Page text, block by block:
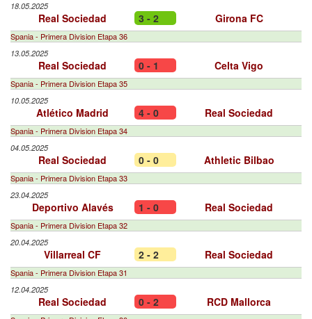
18.05.2025
Real Sociedad 3 - 2 Girona FC
Spania - Primera Division Etapa 36
13.05.2025
Real Sociedad 0 - 1 Celta Vigo
Spania - Primera Division Etapa 35
10.05.2025
Atlético Madrid 4 - 0 Real Sociedad
Spania - Primera Division Etapa 34
04.05.2025
Real Sociedad 0 - 0 Athletic Bilbao
Spania - Primera Division Etapa 33
23.04.2025
Deportivo Alavés 1 - 0 Real Sociedad
Spania - Primera Division Etapa 32
20.04.2025
Villarreal CF 2 - 2 Real Sociedad
Spania - Primera Division Etapa 31
12.04.2025
Real Sociedad 0 - 2 RCD Mallorca